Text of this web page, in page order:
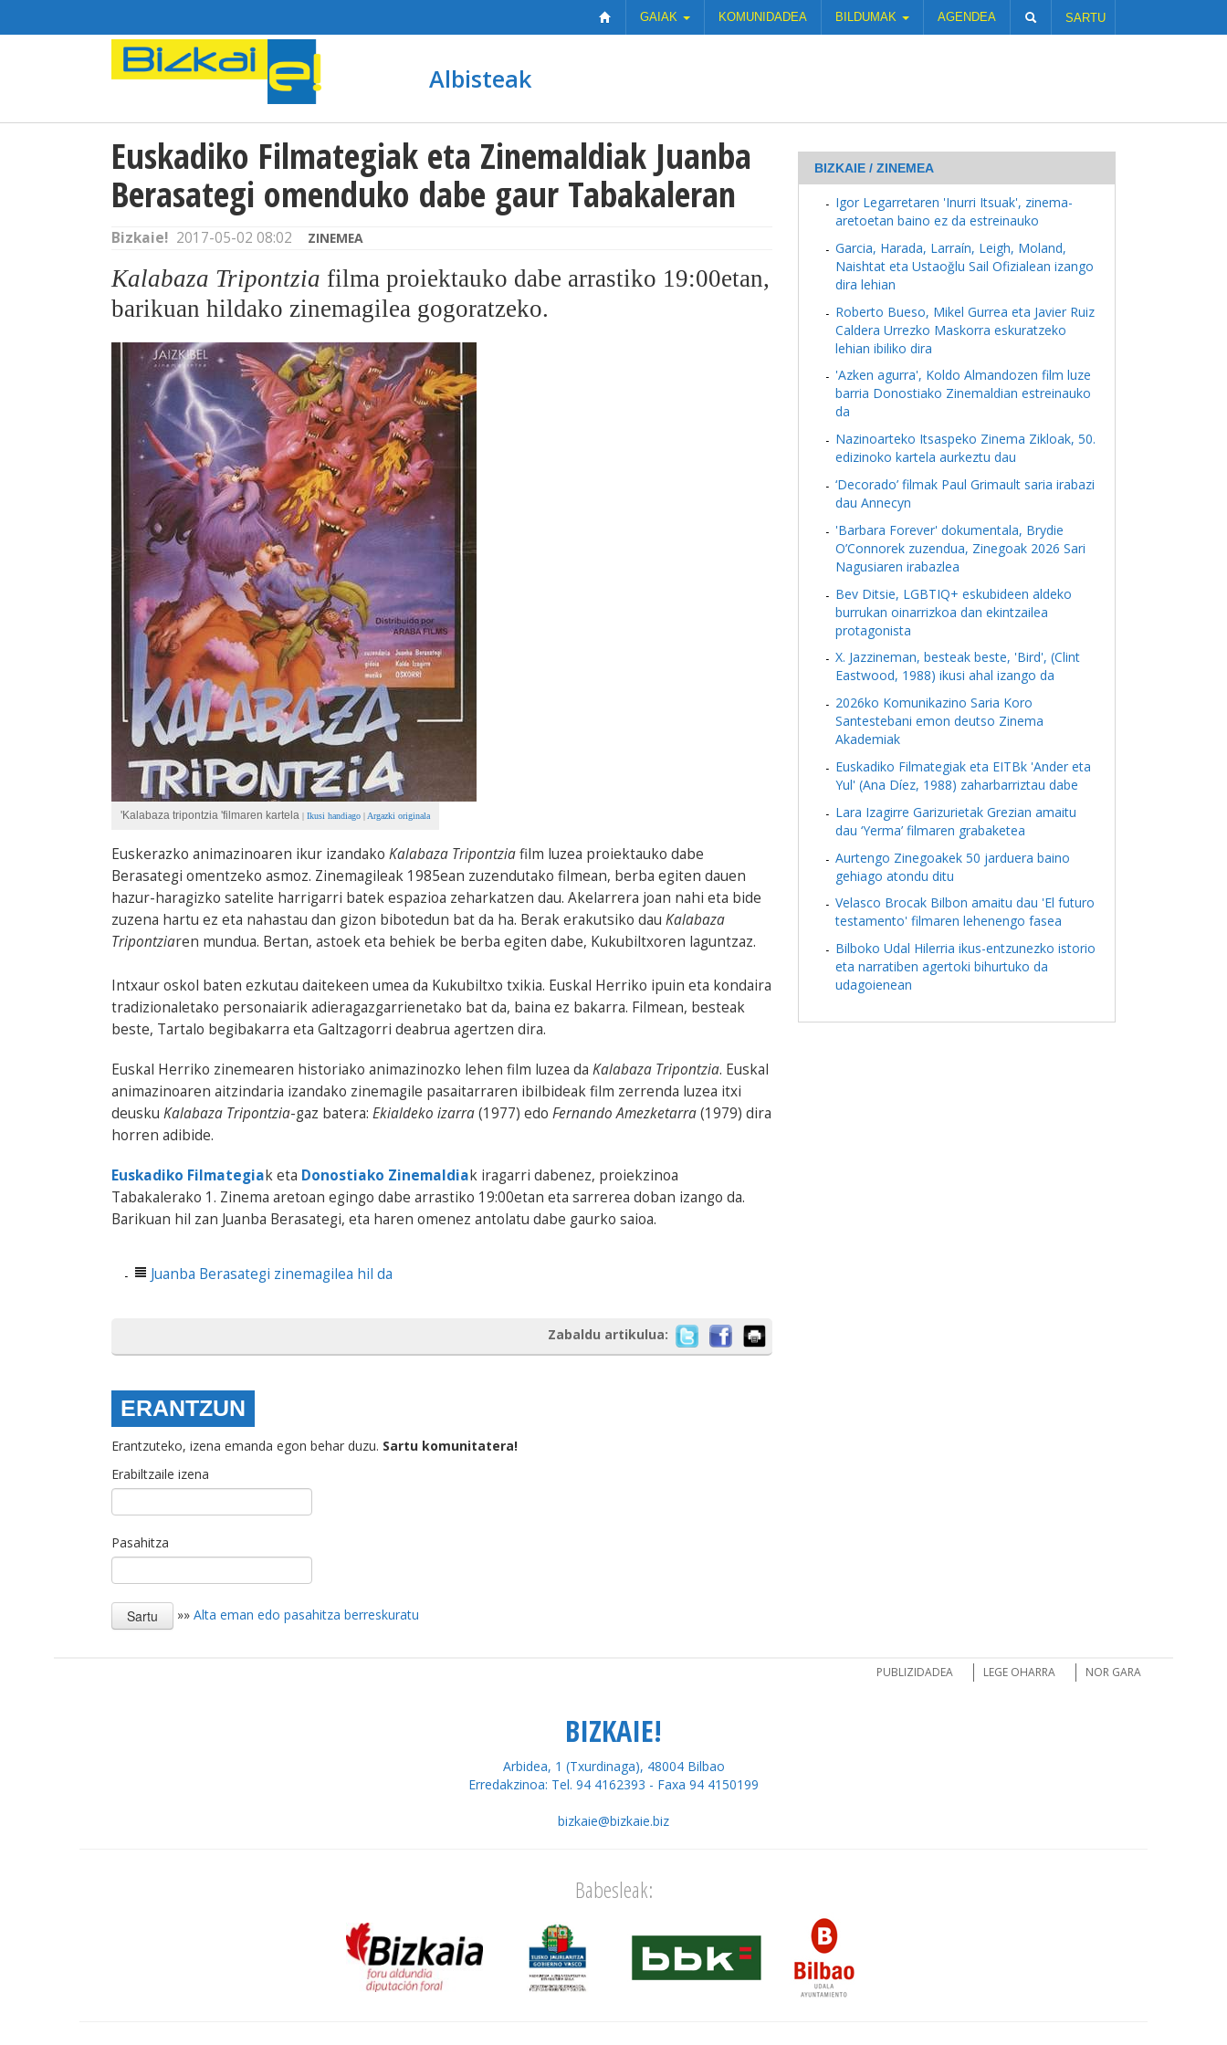
GAIAK KOMUNIDADEA BILDUMAK AGENDEA SARTU
Albisteak
Euskadiko Filmategiak eta Zinemaldiak Juanba
Berasategi omenduko dabe gaur Tabakaleran
Bizkaie! 2017-05-02 08:02 ZINEMEA
Kalabaza Tripontzia filma proiektauko dabe arrastiko 19:00etan,
barikuan hildako zinemagilea gogoratzeko.
'Kalabaza tripontzia 'filmaren kartela | Ikusi handiago | Argazki originala
Euskerazko animazinoaren ikur izandako Kalabaza Tripontziafilm luzea proiektauko dabe
Berasategi omentzeko asmoz. Zinemagileak 1985ean zuzendutako filmean, berba egiten dauen
hazur-haragizko satelite harrigarri batek espazioa zeharkatzen dau. Akelarrera joan nahi eta bide
zuzena hartu ez eta nahastau dan gizon bibotedun bat da ha. Berak erakutsiko dau Kalabaza
Tripontziaren mundua. Bertan, astoek eta behiek be berba egiten dabe, Kukubiltxoren laguntzaz.
Intxaur oskol baten ezkutau daitekeen umea da Kukubiltxo txikia. Euskal Herriko ipuin eta kondaira
tradizionaletako personaiarik adieragazgarrienetako bat da, baina ez bakarra. Filmean, besteak
beste, Tartalo begibakarra eta Galtzagorri deabrua agertzen dira.
Euskal Herriko zinemearen historiako animazinozko lehen film luzea da Kalabaza Tripontzia. Euskal
animazinoaren aitzindaria izandako zinemagile pasaitarraren ibilbideak film zerrenda luzea itxi
deusku Kalabaza Tripontzia-gaz batera: Ekialdeko izarra(1977) edo Fernando Amezketarra(1979) dira
horren adibide.
Euskadiko Filmategiak eta Donostiako Zinemaldiak iragarri dabenez, proiekzinoa
Tabakalerako 1. Zinema aretoan egingo dabe arrastiko 19:00etan eta sarrerea doban izango da.
Barikuan hil zan Juanba Berasategi, eta haren omenez antolatu dabe gaurko saioa.
Juanba Berasategi zinemagilea hil da
Zabaldu artikulua:
ERANTZUN
Erantzuteko, izena emanda egon behar duzu. Sartu komunitatera!
Erabiltzaile izena
Pasahitza
»» Alta eman edo pasahitza berreskuratu
BIZKAIE / ZINEMEA
Igor Legarretaren 'Inurri Itsuak', zinema-
aretoetan baino ez da estreinauko
Garcia, Harada, Larraín, Leigh, Moland,
Naishtat eta Ustaoğlu Sail Ofizialean izango
dira lehian
Roberto Bueso, Mikel Gurrea eta Javier Ruiz
Caldera Urrezko Maskorra eskuratzeko
lehian ibiliko dira
'Azken agurra', Koldo Almandozen film luze
barria Donostiako Zinemaldian estreinauko
da
Nazinoarteko Itsaspeko Zinema Zikloak, 50.
edizinoko kartela aurkeztu dau
‘Decorado’ filmak Paul Grimault saria irabazi
dau Annecyn
'Barbara Forever' dokumentala, Brydie
O’Connorek zuzendua, Zinegoak 2026 Sari
Nagusiaren irabazlea
Bev Ditsie, LGBTIQ+ eskubideen aldeko
burrukan oinarrizkoa dan ekintzailea
protagonista
X. Jazzineman, besteak beste, 'Bird', (Clint
Eastwood, 1988) ikusi ahal izango da
2026ko Komunikazino Saria Koro
Santestebani emon deutso Zinema
Akademiak
Euskadiko Filmategiak eta EITBk 'Ander eta
Yul' (Ana Díez, 1988) zaharbarriztau dabe
Lara Izagirre Garizurietak Grezian amaitu
dau ‘Yerma’ filmaren grabaketea
Aurtengo Zinegoakek 50 jarduera baino
gehiago atondu ditu
Velasco Brocak Bilbon amaitu dau 'El futuro
testamento' filmaren lehenengo fasea
Bilboko Udal Hilerria ikus-entzunezko istorio
eta narratiben agertoki bihurtuko da
udagoienean
NOR GARA
LEGE OHARRA
PUBLIZIDADEA
BIZKAIE!
Arbidea, 1 (Txurdinaga), 48004 Bilbao
Erredakzinoa: Tel. 94 4162393 - Faxa 94 4150199
bizkaie@bizkaie.biz
Babesleak: